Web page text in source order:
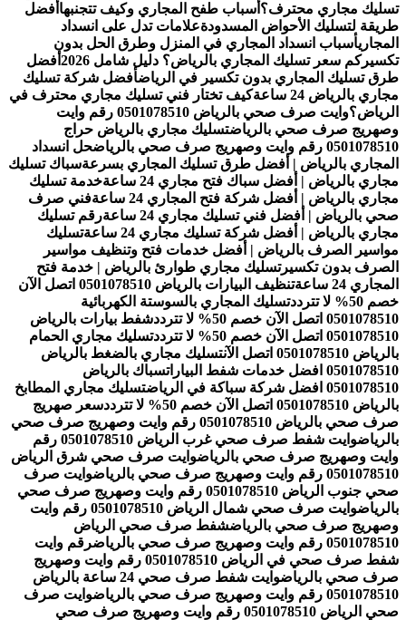
تسليك مجاري محترف؟ أسباب طفح المجاري وكيف تتجنبها أفضل
طريقة لتسليك الأحواض المسدودةعلامات تدل على انسداد
المجاريأسباب انسداد المجاري في المنزل وطرق الحل بدون
تكسيركم سعر تسليك المجاري بالرياض؟ دليل شامل 2026
أفضل
طرق تسليك المجاري بدون تكسير في الرياضأفضل شركة تسليك
مجاري بالرياض 24 ساعة
كيف تختار فني تسليك مجاري محترف في
الرياض؟
وايت صرف صحي بالرياض 0501078510 رقم وايت
وصهريج صرف صحي بالرياضتسليك مجاري بالرياض حراج
0501078510 رقم وايت وصهريج صرف صحي بالرياض
حل انسداد
المجاري بالرياض | أفضل طرق تسليك المجاري بسرعةسباك تسليك
مجاري بالرياض | أفضل سباك فتح مجاري 24 ساعة
خدمة تسليك
مجاري بالرياض | أفضل شركة فتح المجاري 24 ساعة
فني صرف
صحي بالرياض | أفضل فني تسليك مجاري 24 ساعة
رقم تسليك
مجاري بالرياض | أفضل شركة تسليك مجاري 24 ساعة
تسليك
مواسير الصرف بالرياض | أفضل خدمات فتح وتنظيف مواسير
الصرف بدون تكسيرتسليك مجاري طوارئ بالرياض | خدمة فتح
المجاري 24 ساعة
تنظيف البيارات بالرياض 0501078510 اتصل الآن
خصم 50% لا تتردد
تسليك المجاري بالسوستة الكهربائية
0501078510 اتصل الآن خصم 50% لا تتردد
شفط بيارات بالرياض
0501078510 اتصل الآن خصم 50% لا تتردد
تسليك مجاري الحمام
بالرياض 0501078510 اتصل الآن
تسليك مجاري بالضغط بالرياض
0501078510 افضل خدمات شفط البيارات
سباك بالرياض
0501078510 افضل شركة سباكة في الرياض
تسليك مجاري المطابخ
بالرياض 0501078510 اتصل الآن خصم 50% لا تتردد
سعر صهريج
صرف صحي بالرياض 0501078510 رقم وايت وصهريج صرف صحي
بالرياض
وايت شفط صرف صحي غرب الرياض 0501078510 رقم
وايت وصهريج صرف صحي بالرياضوايت صرف صحي شرق الرياض
0501078510 رقم وايت وصهريج صرف صحي بالرياض
وايت صرف
صحي جنوب الرياض 0501078510 رقم وايت وصهريج صرف صحي
بالرياض
وايت صرف صحي شمال الرياض 0501078510 رقم وايت
وصهريج صرف صحي بالرياضشفط صرف صحي الرياض
0501078510 رقم وايت وصهريج صرف صحي بالرياض
رقم وايت
شفط صرف صحي في الرياض 0501078510 رقم وايت وصهريج
صرف صحي بالرياض
وايت شفط صرف صحي 24 ساعة بالرياض
0501078510 رقم وايت وصهريج صرف صحي بالرياض
وايت صرف
صحي الرياض 0501078510 رقم وايت وصهريج صرف صحي